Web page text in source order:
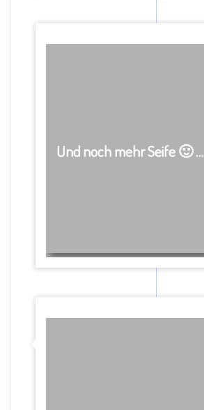
Und noch mehr Seife 🙂 …